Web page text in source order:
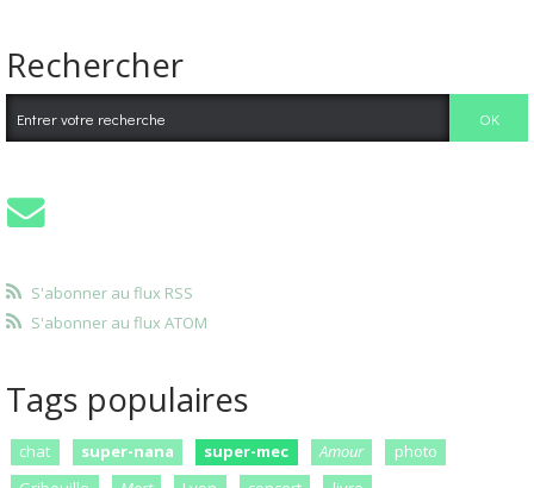
Rechercher
S'abonner au flux RSS
S'abonner au flux ATOM
Tags populaires
chat super-nana super-mec Amour
photo